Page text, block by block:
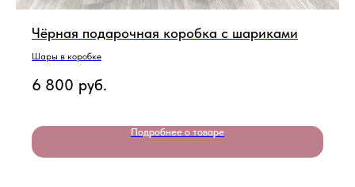
Чёрная подарочная коробка с шариками
Шары в коробке
6 800 руб.
Подробнее о товаре